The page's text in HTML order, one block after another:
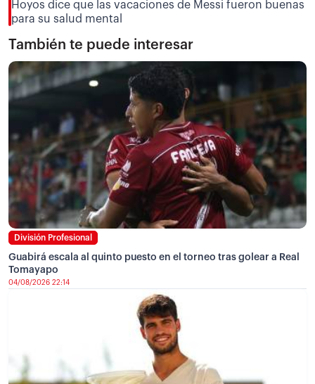
Hoyos dice que las vacaciones de Messi fueron buenas
para su salud mental
También te puede interesar
División Profesional
Guabirá escala al quinto puesto en el torneo tras golear a Real
Tomayapo
04/08/2026 22:14